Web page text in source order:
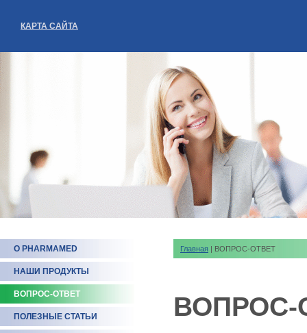
КАРТА САЙТА
О PHARMAMED
НАШИ ПРОДУКТЫ
ВОПРОС-ОТВЕТ
ПОЛЕЗНЫЕ СТАТЬИ
Главная | ВОПРОС-ОТВЕТ
ВОПРОС-